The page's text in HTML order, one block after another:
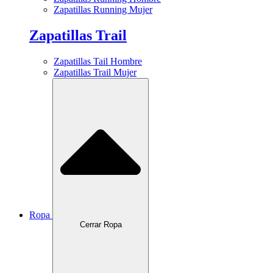
Zapatillas Running Mujer
Zapatillas Trail
Zapatillas Tail Hombre
Zapatillas Trail Mujer
Ropa
Cerrar Ropa